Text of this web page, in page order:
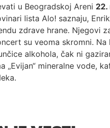
u Beogradskoj Areni 22.
lista Alo! saznaju,
zdrave hrane. Njegovi
su veoma skromni. Na
alkohola, čak ni
„Evijan“ mineralne vode,